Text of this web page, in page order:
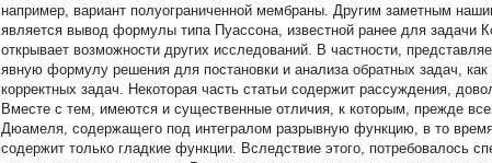
например, вариант полуограниченной мембраны. Другим заметным
является вывод формулы типа Пуассона, известной ранее для задачи
открывает возможности других исследований. В частности,
явную формулу решения для постановки и анализа обратных задач,
корректных задач. Некоторая часть статьи содержит рассуждения,
Вместе с тем, имеются и существенные отличия, к которым, прежде
Дюамеля, содержащего под интегралом разрывную функцию, в то
содержит только гладкие функции. Вследствие этого, потребовалось